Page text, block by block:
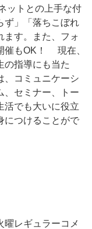
ットとの上手な付
ず」「落ちこぼれ
ます。また、フォ
催もOK！ 現在、
の指導にも当た
、コミュニケーシ
、セミナー、トー
活でも大いに役立
につけることがで
曜レギュラーコメ